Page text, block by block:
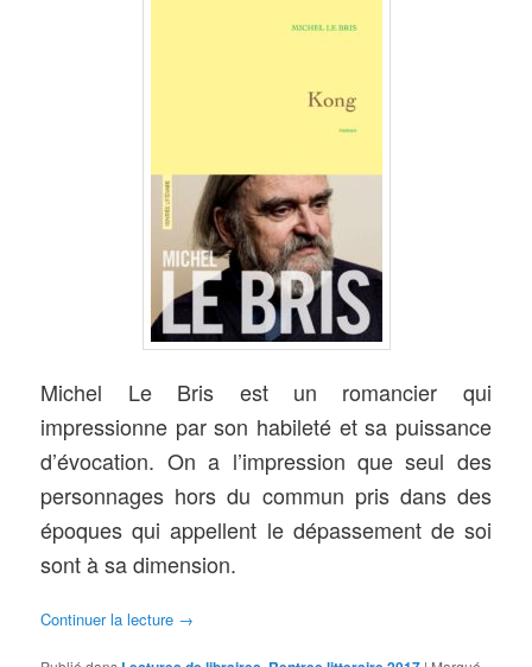
Michel Le Bris est un romancier qui
impressionne par son habileté et sa puissance
d’évocation. On a l’impression que seul des
personnages hors du commun pris dans des
époques qui appellent le dépassement de soi
sont à sa dimension.
Continuer la lecture →